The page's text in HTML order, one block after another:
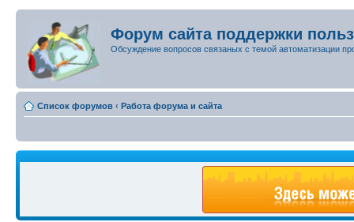
Форум сайта поддержки
Обсуждение вопросов связаных с темой автоматизации
Список форумов ‹ Работа форума и сайта